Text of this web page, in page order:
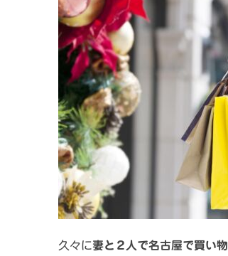
久々に妻と２人で名古屋で買い物